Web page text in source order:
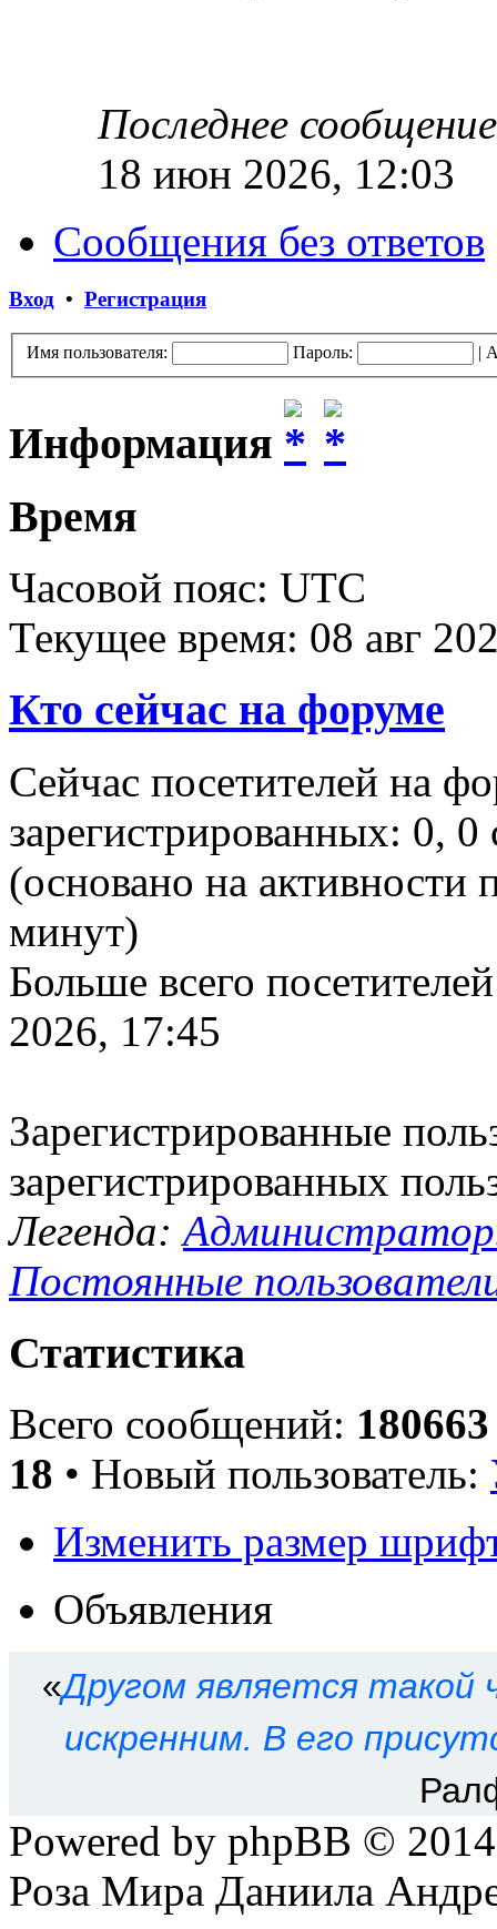
Последнее
18 июн 2026, 12:03
Сообщения без ответов
Вход • Регистрация
Имя пользователя: Пароль: |
Информация
Время
Часовой пояс: UTC
Текущее время: 08 авг
Кто сейчас на форуме
Сейчас посетителей на
зарегистрированных: 0,
(основано на активности
минут)
Больше всего
2026, 17:45
Зарегистрированные
зарегистрированных
Легенда:
Постоянные
Статистика
Всего сообщений: 180663
18 • Новый пользователь:
Изменить размер
Объявления
«Другом является такой
искренним. В его
Powered by phpBB ©
Роза Мира Даниила